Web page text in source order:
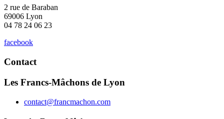
2 rue de Baraban
69006 Lyon
04 78 24 06 23
facebook
Contact
Les Francs-Mâchons de Lyon
contact@francmachon.com